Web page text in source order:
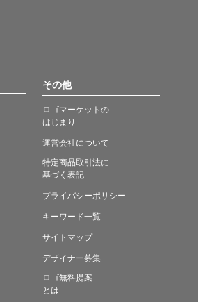
その他
ロゴマーケットの
はじまり
運営会社について
特定商品取引法に
基づく表記
プライバシーポリシー
キーワード一覧
サイトマップ
デザイナー募集
ロゴ無料提案
とは